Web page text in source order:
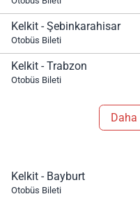
Kelkit - Şebinkarahisar
Otobüs Bileti
Kelkit - Trabzon
Otobüs Bileti
Daha
Kelkit - Bayburt
Otobüs Bileti